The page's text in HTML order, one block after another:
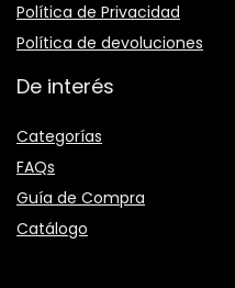
Política de Privacidad
Política de devoluciones
De interés
Categorías
FAQs
Guía de Compra
Catálogo